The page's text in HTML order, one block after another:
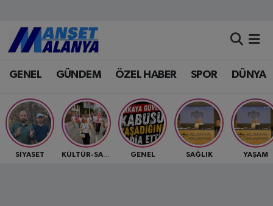
GENEL GÜNDEM ÖZEL HABER SPOR DÜNYA
SİYASET KÜLTÜR-SANAT GENEL SAĞLIK YAŞAM
Antalya Nöbetçi Eczaneler
Antalya Hava Durumu
Antalya Namaz Vakitleri
Antalya Trafik Yoğunluk Haritası